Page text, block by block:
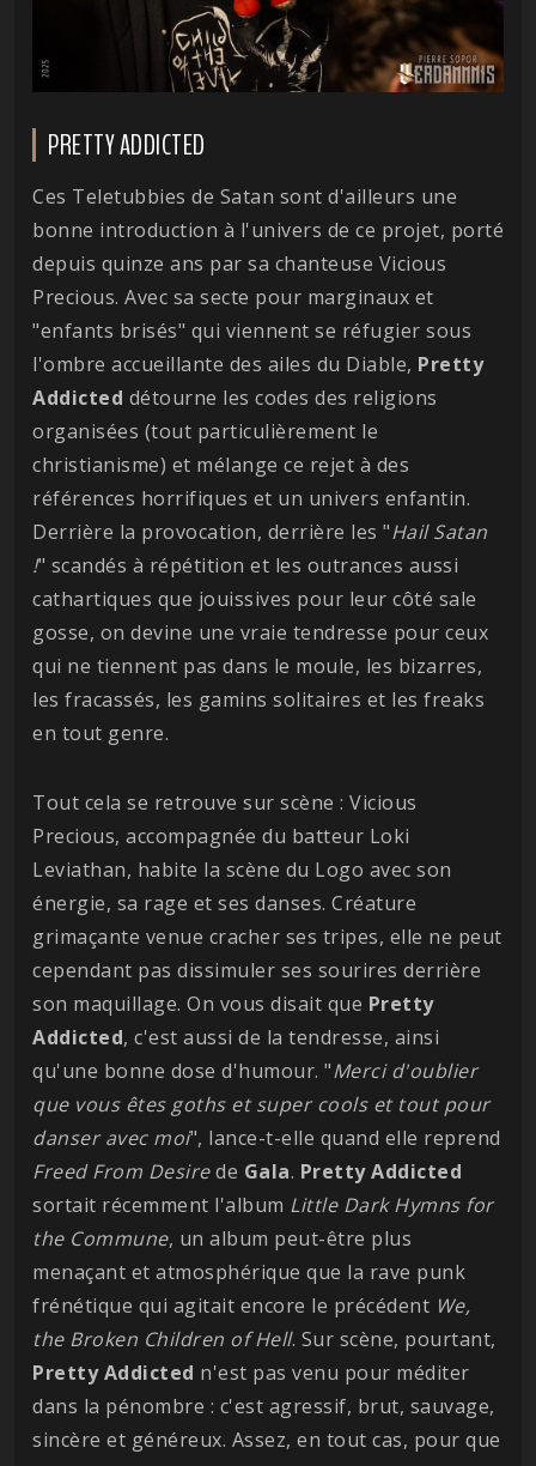
PRETTY ADDICTED
Ces Teletubbies de Satan sont d'ailleurs une
bonne introduction à l'univers de ce projet, porté
depuis quinze ans par sa chanteuse Vicious
Precious. Avec sa secte pour marginaux et
"enfants brisés" qui viennent se réfugier sous
l'ombre accueillante des ailes du Diable, Pretty
Addicted détourne les codes des religions
organisées (tout particulièrement le
christianisme) et mélange ce rejet à des
références horrifiques et un univers enfantin.
Derrière la provocation, derrière les "Hail Satan
!" scandés à répétition et les outrances aussi
cathartiques que jouissives pour leur côté sale
gosse, on devine une vraie tendresse pour ceux
qui ne tiennent pas dans le moule, les bizarres,
les fracassés, les gamins solitaires et les freaks
en tout genre.
Tout cela se retrouve sur scène : Vicious
Precious, accompagnée du batteur Loki
Leviathan, habite la scène du Logo avec son
énergie, sa rage et ses danses. Créature
grimaçante venue cracher ses tripes, elle ne peut
cependant pas dissimuler ses sourires derrière
son maquillage. On vous disait que Pretty
Addicted, c'est aussi de la tendresse, ainsi
qu'une bonne dose d'humour. "Merci d'oublier
que vous êtes goths et super cools et tout pour
danser avec moi", lance-t-elle quand elle reprend
Freed From Desirede Gala. Pretty Addicted
sortait récemment l'album Little Dark Hymns for
the Commune, un album peut-être plus
menaçant et atmosphérique que la rave punk
frénétique qui agitait encore le précédent We,
the Broken Children of Hell. Sur scène, pourtant,
Pretty Addicted n'est pas venu pour méditer
dans la pénombre : c'est agressif, brut, sauvage,
sincère et généreux. Assez, en tout cas, pour que